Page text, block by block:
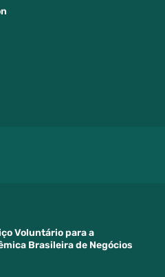
Voluntário para a
Brasileira de Negócios